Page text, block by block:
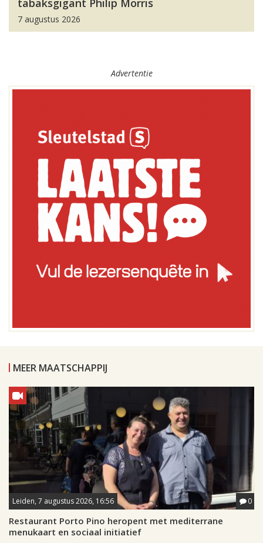
tabaksgigant Philip Morris
7 augustus 2026
Advertentie
MEER MAATSCHAPPIJ
Leiden, 7 augustus 2026, 16:56 0
Restaurant Porto Pino heropent met mediterrane
menukaart en sociaal initiatief